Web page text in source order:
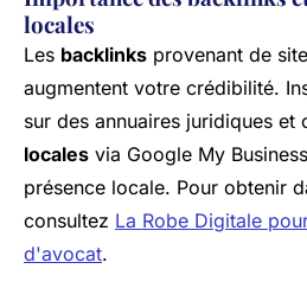
locales
Les backlinks provenant de
augmentent votre crédibilité.
sur des annuaires juridiques et
locales via Google My
présence locale. Pour obtenir
consultez La Robe Digitale
d'avocat.